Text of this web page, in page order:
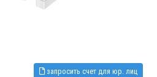
запросить счет для юр. лиц